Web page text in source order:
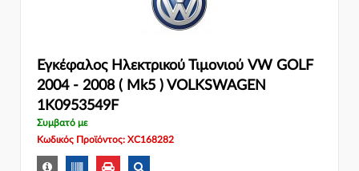
Εγκέφαλος Ηλεκτρικού Τιμονιού VW GOLF
2004 - 2008 ( Mk5 ) VOLKSWAGEN
1K0953549F
Συμβατό με
Κωδικός Προϊόντος: XC168282